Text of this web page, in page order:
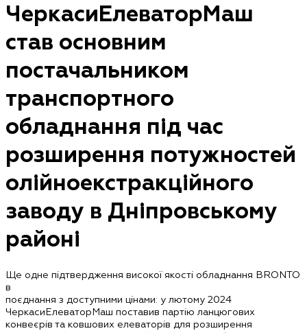
ЧеркасиЕлеваторМаш
став основним
постачальником
транспортного
обладнання під час
розширення потужностей
олійноекстракційного
заводу в Дніпровському
районі
Ще одне підтвердження високої якості обладнання BRONTO
в
поєднання з доступними цінами: у лютому 2024
ЧеркасиЕлеваторМаш поставив партію ланцюгових
конвеєрів та ковшових елеваторів для розширення